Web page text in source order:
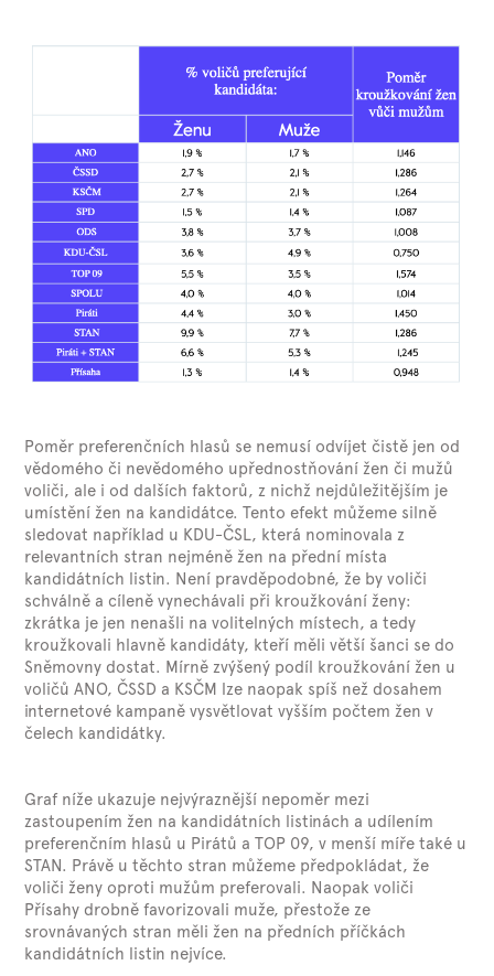
Poměr preferenčních hlasů se nemusí odvíjet čistě jen od
vědomého či nevědomého upřednostňování žen či mužů
voliči, ale i od dalších faktorů, z nichž nejdůležitějším je
umístění žen na kandidátce. Tento efekt můžeme silně
sledovat například u KDU-ČSL, která nominovala z
relevantních stran nejméně žen na přední místa
kandidátních listin. Není pravděpodobné, že by voliči
schválně a cíleně vynechávali při kroužkování ženy:
zkrátka je jen nenašli na volitelných místech, a tedy
kroužkovali hlavně kandidáty, kteří měli větší šanci se do
Sněmovny dostat. Mírně zvýšený podíl kroužkování žen u
voličů ANO, ČSSD a KSČM lze naopak spíš než dosahem
internetové kampaně vysvětlovat vyšším počtem žen v
čelech kandidátky.
Graf níže ukazuje nejvýraznější nepoměr mezi
zastoupením žen na kandidátních listinách a udílením
preferenčním hlasů u Pirátů a TOP 09, v menší míře také u
STAN. Právě u těchto stran můžeme předpokládat, že
voliči ženy oproti mužům preferovali. Naopak voliči
Přísahy drobně favorizovali muže, přestože ze
srovnávaných stran měli žen na předních příčkách
kandidátních listin nejvíce.